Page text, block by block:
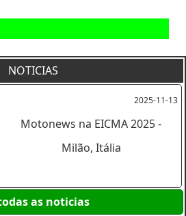
NOTICIAS
2025-11-13
Motonews na EICMA 2025 -
Milão, Itália
as noticias